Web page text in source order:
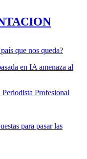
que nos queda?
en IA amenaza al
Profesional
para pasar las